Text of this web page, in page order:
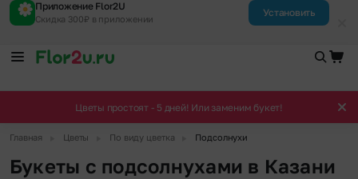
Приложение Flor2U
Скидка 300₽ в приложении
Установить
Цветы простоят - 5 дней! Или заменим букет!
Главная Цветы По виду цветка Подсолнухи
Букеты с подсолнухами в Казани